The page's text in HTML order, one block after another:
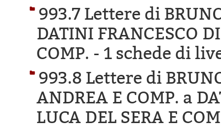
993.7 Lettere di
DATINI FRANCESCO
COMP. - 1 schede di
993.8 Lettere di
ANDREA E COMP. a
LUCA DEL SERA E